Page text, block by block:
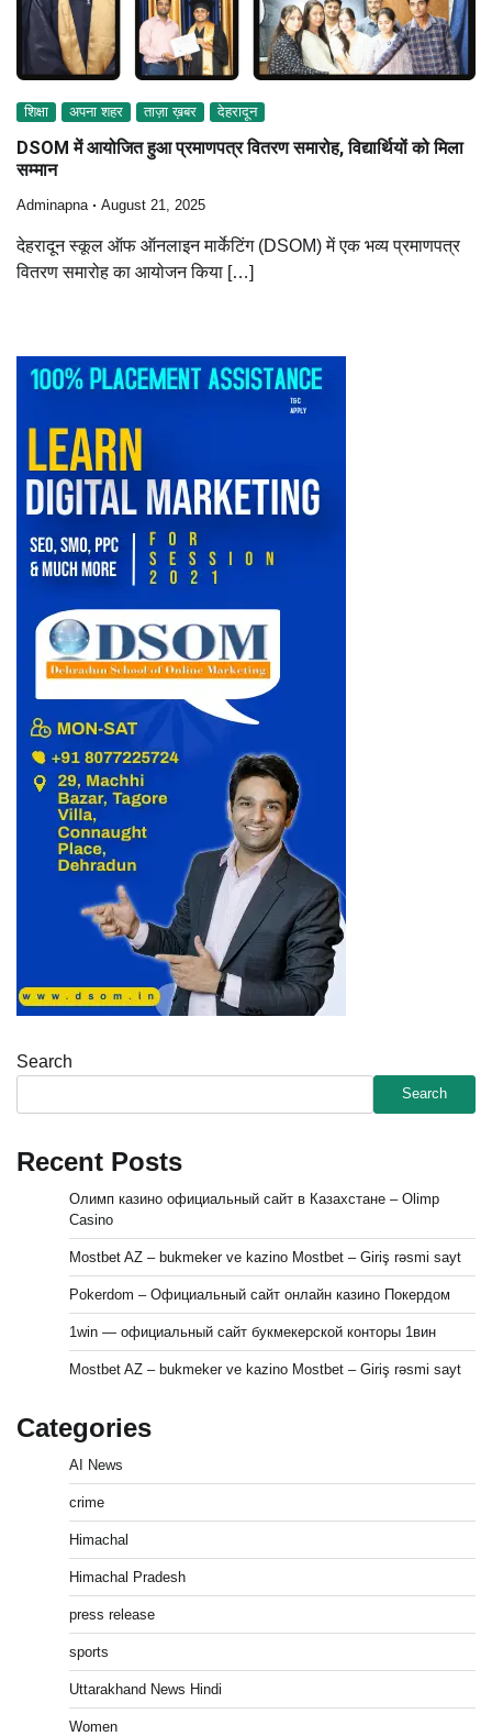
शिक्षा अपना शहर ताज़ा ख़बर देहरादून
DSOM में आयोजित हुआ प्रमाणपत्र वितरण समारोह, विद्यार्थियों को मिला
सम्मान
Adminapna August 21, 2025
देहरादून स्कूल ऑफ ऑनलाइन मार्केटिंग (DSOM) में एक भव्य प्रमाणपत्र
वितरण समारोह का आयोजन किया […]
Search
Search
Recent Posts
Олимп казино официальный сайт в Казахстане – Olimp
Casino
Mostbet AZ – bukmeker ve kazino Mostbet – Giriş rəsmi sayt
Pokerdom – Официальный сайт онлайн казино Покердом
1win — официальный сайт букмекерской конторы 1вин
Mostbet AZ – bukmeker ve kazino Mostbet – Giriş rəsmi sayt
Categories
AI News
crime
Himachal
Himachal Pradesh
press release
sports
Uttarakhand News Hindi
Women